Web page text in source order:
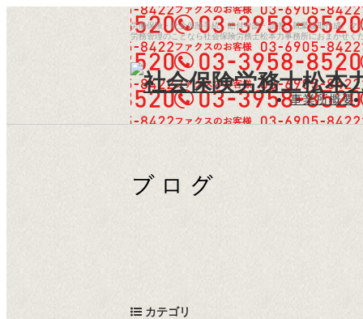
労働保険・社会保険手続、給付申請・請求、就業規則作成、マ
労務管理のことなら社会保険労務士松本力事務所におまかせく
事業所概要 /
カテゴリ